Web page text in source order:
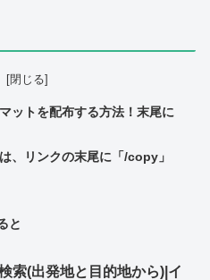
ットを配布する方法！末尾に
、リンクの末尾に「/copy」
と
索(出発地と目的地から)|イ